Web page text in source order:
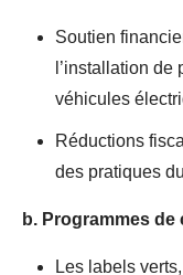
Soutien
l’installation
véhicules
Réductions
des pratiques
b. Programmes de
Les labels